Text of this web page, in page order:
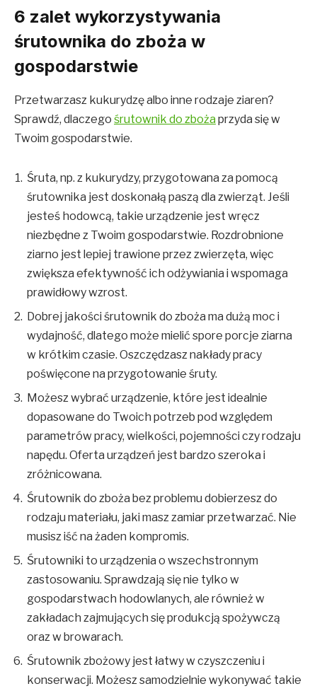
6 zalet wykorzystywania
śrutownika do zboża w
gospodarstwie
Przetwarzasz kukurydzę albo inne rodzaje ziaren?
Sprawdź, dlaczego śrutownik do zbożaprzyda się w
Twoim gospodarstwie.
Śruta, np. z kukurydzy, przygotowana za pomocą
śrutownika jest doskonałą paszą dla zwierząt. Jeśli
jesteś hodowcą, takie urządzenie jest wręcz
niezbędne z Twoim gospodarstwie. Rozdrobnione
ziarno jest lepiej trawione przez zwierzęta, więc
zwiększa efektywność ich odżywiania i wspomaga
prawidłowy wzrost.
Dobrej jakości śrutownik do zboża ma dużą moc i
wydajność, dlatego może mielić spore porcje ziarna
w krótkim czasie. Oszczędzasz nakłady pracy
poświęcone na przygotowanie śruty.
Możesz wybrać urządzenie, które jest idealnie
dopasowane do Twoich potrzeb pod względem
parametrów pracy, wielkości, pojemności czy rodzaju
napędu. Oferta urządzeń jest bardzo szeroka i
zróżnicowana.
Śrutownik do zboża bez problemu dobierzesz do
rodzaju materiału, jaki masz zamiar przetwarzać. Nie
musisz iść na żaden kompromis.
Śrutowniki to urządzenia o wszechstronnym
zastosowaniu. Sprawdzają się nie tylko w
gospodarstwach hodowlanych, ale również w
zakładach zajmujących się produkcją spożywczą
oraz w browarach.
Śrutownik zbożowy jest łatwy w czyszczeniu i
konserwacji. Możesz samodzielnie wykonywać takie